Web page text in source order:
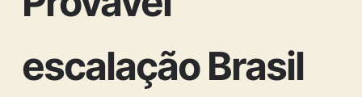
escalação Brasil